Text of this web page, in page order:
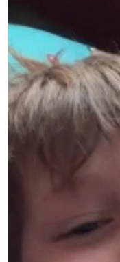
€11,19
€